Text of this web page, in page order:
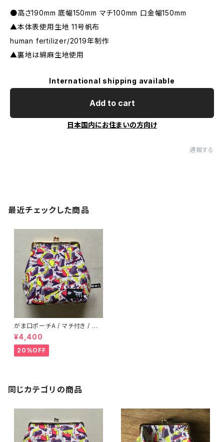
●高さ190mm 底幅150mm マチ100mm 口金幅150mm
▲本体表使用生地 11号帆布
human fertilizer/2019年制作
▲裏地は綿麻生地使用
International shipping available
Add to cart
日本国内にお住まいの方向け
通報する
最近チェックした商品
がま口ポーチA / マチ付き / mi
ni bag / human fertilizer 01
¥4,400
20%OFF
同じカテゴリの商品